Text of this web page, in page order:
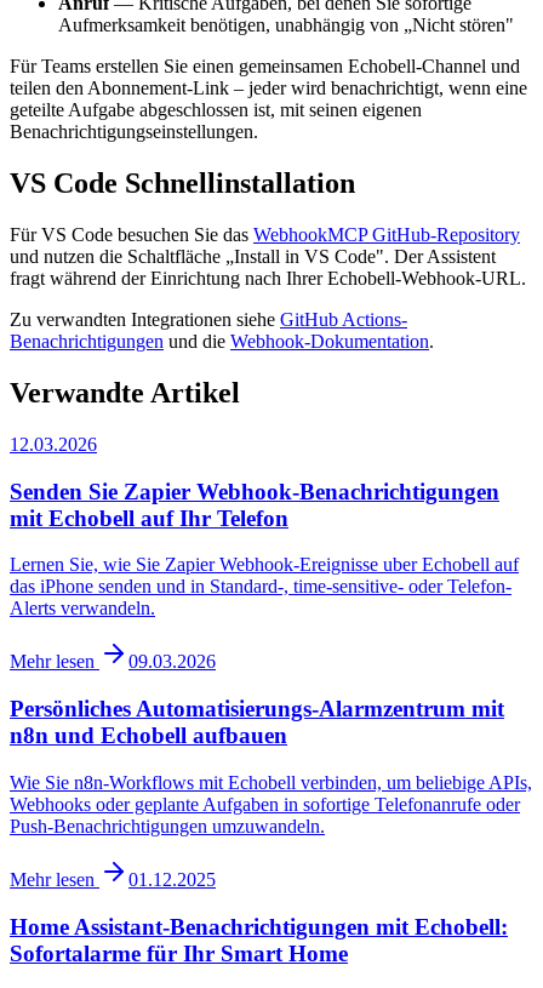
Aufmerksamkeit benötigen, unabhängig von „Nicht stören"
Für Teams erstellen Sie einen gemeinsamen Echobell-Channel und
teilen den Abonnement-Link – jeder wird benachrichtigt, wenn eine
geteilte Aufgabe abgeschlossen ist, mit seinen eigenen
Benachrichtigungseinstellungen.
VS Code Schnellinstallation
Für VS Code besuchen Sie das WebhookMCP GitHub-Repository
und nutzen die Schaltfläche „Install in VS Code". Der Assistent
fragt während der Einrichtung nach Ihrer Echobell-Webhook-URL.
Zu verwandten Integrationen siehe GitHub Actions-
Benachrichtigungen und die Webhook-Dokumentation.
Verwandte Artikel
12.03.2026
Senden Sie Zapier Webhook-Benachrichtigungen
mit Echobell auf Ihr Telefon
Lernen Sie, wie Sie Zapier Webhook-Ereignisse uber Echobell auf
das iPhone senden und in Standard-, time-sensitive- oder Telefon-
Alerts verwandeln.
Mehr lesen 09.03.2026
Persönliches Automatisierungs-Alarmzentrum mit
n8n und Echobell aufbauen
Wie Sie n8n-Workflows mit Echobell verbinden, um beliebige APIs,
Webhooks oder geplante Aufgaben in sofortige Telefonanrufe oder
Push-Benachrichtigungen umzuwandeln.
Mehr lesen 01.12.2025
Home Assistant-Benachrichtigungen mit Echobell:
Sofortalarme für Ihr Smart Home